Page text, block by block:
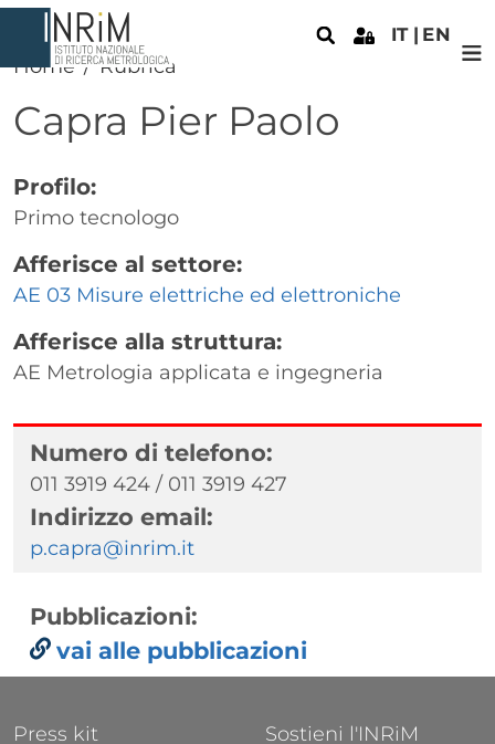
Salta al contenuto principale
IT EN
Home Rubrica
Capra Pier Paolo
Profilo:
Primo tecnologo
Afferisce al settore:
AE 03 Misure elettriche ed elettroniche
Afferisce alla struttura:
AE Metrologia applicata e ingegneria
Numero di telefono:
011 3919 424 / 011 3919 427
Indirizzo email:
p.capra@inrim.it
Pubblicazioni:
vai alle pubblicazioni
FOOTER 1
Press kit
FOOTER 2
Sostieni l'INRiM